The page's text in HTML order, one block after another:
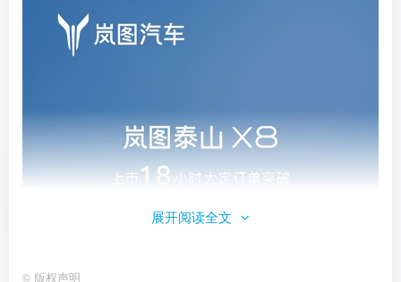
展开阅读全文
© 版权声明